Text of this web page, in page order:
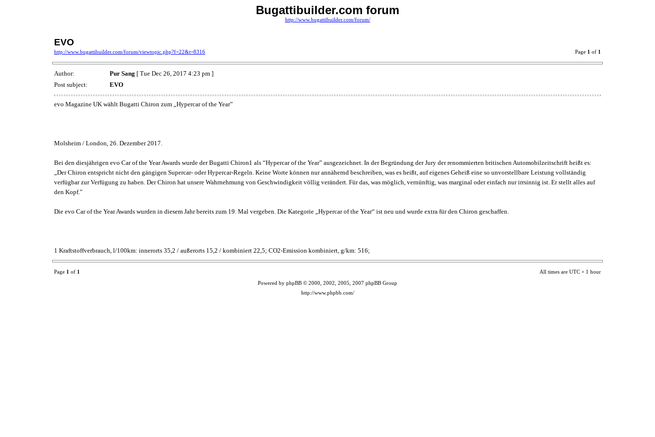
Bugattibuilder.com forum
http://www.bugattibuilder.com/forum/
EVO
http://www.bugattibuilder.com/forum/viewtopic.php?f=22&t=8316 Page 1 of 1
Author: Pur Sang [ Tue Dec 26, 2017 4:23 pm ]
Post subject:
EVO
evo Magazine UK wählt Bugatti Chiron zum „Hypercar of the Year”
Molsheim / London, 26. Dezember 2017.
Bei den diesjährigen evo Car of the Year Awards wurde der Bugatti Chiron1 als “Hypercar of the Year” ausgezeichnet. In der Begründung der Jury der renommierten britischen Automobilzeitschrift heißt es:
„Der Chiron entspricht nicht den gängigen Supercar- oder Hypercar-Regeln. Keine Worte können nur annähernd beschreiben, was es heißt, auf eigenes Geheiß eine so unvorstellbare Leistung vollständig
verfügbar zur Verfügung zu haben. Der Chiron hat unsere Wahrnehmung von Geschwindigkeit völlig verändert. Für das, was möglich, vernünftig, was marginal oder einfach nur irrsinnig ist. Er stellt alles auf
den Kopf."
Die evo Car of the Year Awards wurden in diesem Jahr bereits zum 19. Mal vergeben. Die Kategorie „Hypercar of the Year“ ist neu und wurde extra für den Chiron geschaffen.
1 Kraftstoffverbrauch, l/100km: innerorts 35,2 / außerorts 15,2 / kombiniert 22,5; CO2-Emission kombiniert, g/km: 516;
Page 1 of 1 All times are UTC + 1 hour
Powered by phpBB © 2000, 2002, 2005, 2007 phpBB Group
http://www.phpbb.com/